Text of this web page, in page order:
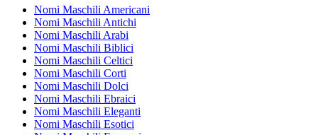
Nomi Maschili Americani
Nomi Maschili Antichi
Nomi Maschili Arabi
Nomi Maschili Biblici
Nomi Maschili Celtici
Nomi Maschili Corti
Nomi Maschili Dolci
Nomi Maschili Ebraici
Nomi Maschili Eleganti
Nomi Maschili Esotici